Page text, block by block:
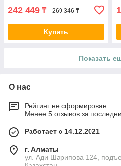
242 449 ₸ 269 346 ₸
Купить
Показать
О нас
Рейтинг не сформирован
Менее 5 отзывов за
Работает с 14.12.2021
г. Алматы
ул. Ади Шарипова 124,